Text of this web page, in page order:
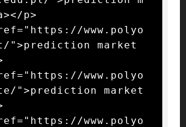
p>
www.polyo
">prediction market
www.polyo
">prediction market
www.polyo